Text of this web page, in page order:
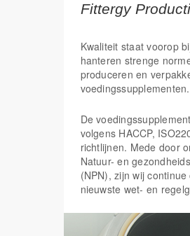
Fittergy
Kwaliteit staat voorop
hanteren strenge
produceren en
voedingssupplementen.
De
volgens HACCP,
richtlijnen. Mede door
Natuur- en
(NPN), zijn wij
nieuwste wet- en